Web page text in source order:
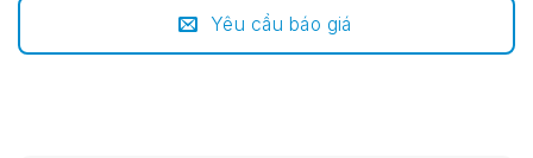
Yêu cầu báo giá